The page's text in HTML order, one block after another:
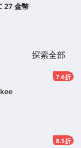
27 金幣
探索全部
7.6折
8.5折